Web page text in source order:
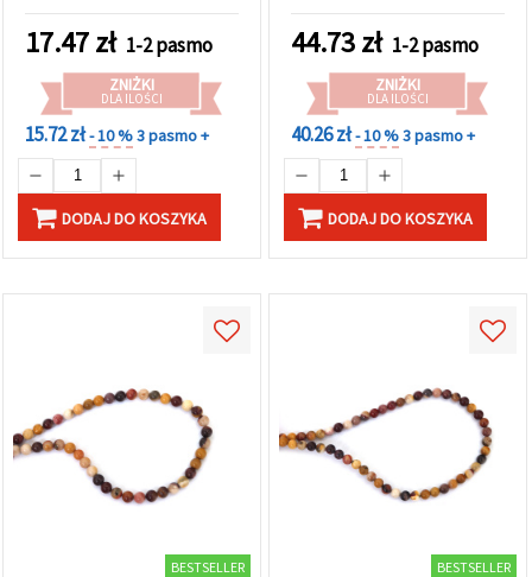
wybierając
plików
cookie i
klikając
przycisk
"Zapisz"
Akceptuj
wszystkie
Ustawienia
sznurze; do rękodzieła i
biżuterii DIY: naszyjniki i
bransoletki
17.47zł 1-2 pasmo
ZNIŻKI
DLA ILOŚCI
15.72 zł- 10 %3 pasmo +
DODAJ DO KOSZYKA
44.73zł 1-2 pasmo
ZNIŻKI
DLA ILOŚCI
40.26 zł- 10 %3 pasmo +
DODAJ DO KOSZYKA
BESTSELLER BESTSELLER